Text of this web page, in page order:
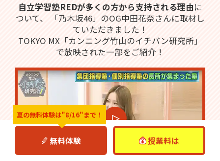
自立学習塾REDが多くの方から支持される理由に
ついて、
「乃木坂46」のOG中田花奈さんに取材し
ていただきました！
TOKYO MX「カンニング竹山のイチバン研究所」
で放映された一部をご紹介！
夏の無料体験は"8/16"まで！
無料体験 授業料は